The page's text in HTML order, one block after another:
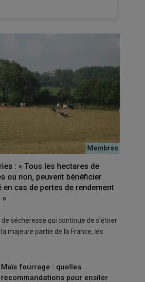
en été. Ne plus subir le poids
climatique », brosse
d’Armor à l’ouest de la côte
: « Tous les hectares de
ou non, peuvent bénéficier
en cas de pertes de rendement
»
de sécheresse qui continue de s’étirer
majeure partie de la France, les
Maïs fourrage : quelles
recommandations pour ensiler